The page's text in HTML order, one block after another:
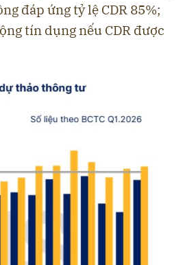
đáp ứng tỷ lệ CDR 85%;
tín dụng nếu CDR được